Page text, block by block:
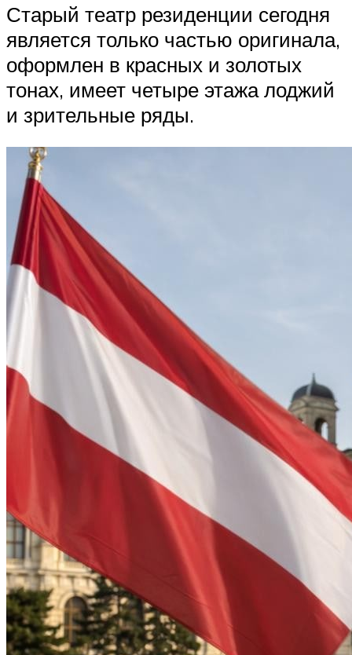
Старый театр резиденции сегодня
является только частью оригинала,
оформлен в красных и золотых
тонах, имеет четыре этажа лоджий
и зрительные ряды.